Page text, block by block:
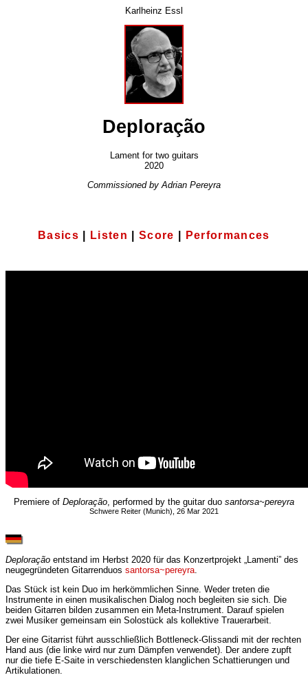
Karlheinz Essl
Deploração
Lament for two guitars
2020
Commissioned by Adrian Pereyra
Basics Listen |Score Performances
Premiere of Deploração, performed by the guitar duo santorsa~pereyra
Schwere Reiter (Munich), 26 Mar 2021
Deploração entstand im Herbst 2020 für das Konzertprojekt „Lamenti” des
neugegründeten Gitarrenduos santorsa~pereyra
Das Stück ist kein Duo im herkömmlichen Sinne. Weder treten die
Instrumente in einen musikalischen Dialog noch begleiten sie sich. Die
beiden Gitarren bilden zusammen ein Meta-Instrument. Darauf spielen
zwei Musiker gemeinsam ein Solostück als kollektive Trauerarbeit.
Der eine Gitarrist führt ausschließlich Bottleneck-Glissandi mit der rechten
Hand aus (die linke wird nur zum Dämpfen verwendet). Der andere zupft
nur die tiefe E-Saite in verschiedensten klanglichen Schattierungen und
Artikulationen.